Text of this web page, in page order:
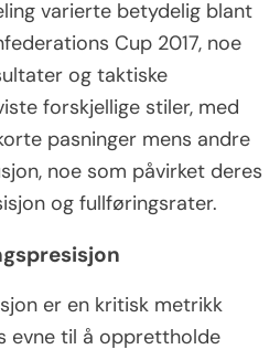
varierte betydelig blant
Cup 2017, noe
og taktiske
forskjellige stiler, med
pasninger mens andre
noe som påvirket deres
og fullføringsrater.
er en kritisk metrikk
evne til å opprettholde